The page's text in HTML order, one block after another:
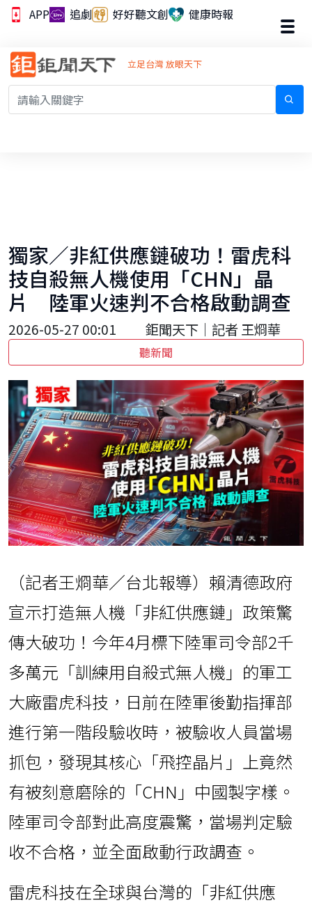
APP 追劇 好好聽文創 健康時報
立足台灣 放眼天下
獨家／非紅供應鏈破功！雷虎科
技自殺無人機使用「CHN」晶
片 陸軍火速判不合格啟動調查
2026-05-27 00:01 鉅聞天下｜記者 王烱華
聽新聞
（記者王烱華／台北報導）賴清德政府
宣示打造無人機「非紅供應鏈」政策驚
傳大破功！今年4月標下陸軍司令部2千
多萬元「訓練用自殺式無人機」的軍工
大廠雷虎科技，日前在陸軍後勤指揮部
進行第一階段驗收時，被驗收人員當場
抓包，發現其核心「飛控晶片」上竟然
有被刻意磨除的「CHN」中國製字樣。
陸軍司令部對此高度震驚，當場判定驗
收不合格，並全面啟動行政調查。
雷虎科技在全球與台灣的「非紅供應